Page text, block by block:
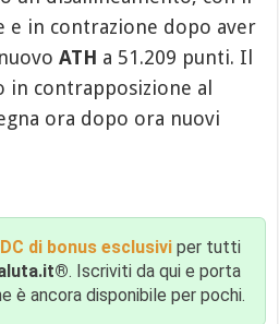
e in contrazione dopo aver
ATH a 51.209 punti. Il
in contrapposizione al
ora dopo ora nuovi
di bonus esclusivi per tutti
. Iscriviti da qui e porta
è ancora disponibile per pochi.